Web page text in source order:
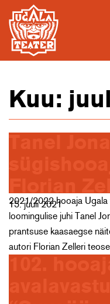
Kuu:
15. juuli 2021
2021/2022 hooaja Ugala
loomingulise juhi Tanel
prantsuse kaasaegse
autori Florian Zelleri